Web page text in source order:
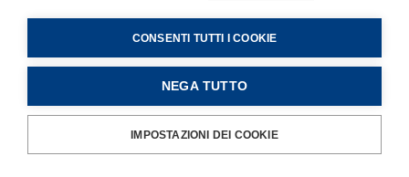
Internet Governance: il modello
CONSENTI TUTTI I COOKIE
NEGA TUTTO
IMPOSTAZIONI DEI COOKIE